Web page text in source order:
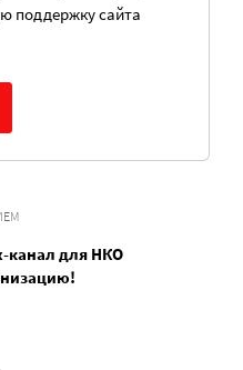
поддержку сайта
канал для НКО